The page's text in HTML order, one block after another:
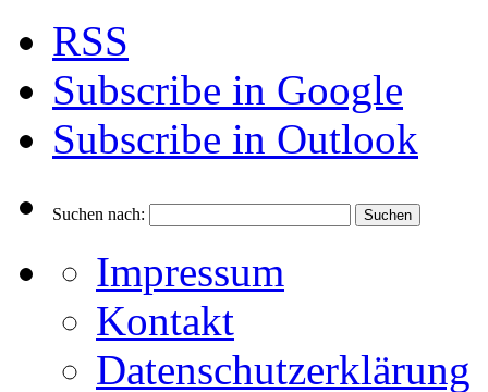
RSS
Subscribe in Google
Subscribe in Outlook
Suchen nach:
Impressum
Kontakt
Datenschutzerklärung